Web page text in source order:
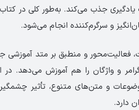
یادگیری جذب می‌کند. به‌طور کلی در
و سرگرم‌کننده انجام می‌شود.
فعالیت‌محور و منطبق بر متد آموزشی
و واژگان را هم آموزش می‌دهد.
و متن‌های متنوع، تأثیر
دارد.